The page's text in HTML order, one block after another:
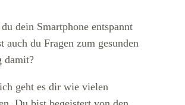
dein Smartphone entspannt
auch du Fragen zum gesunden
damit?
geht es dir wie vielen